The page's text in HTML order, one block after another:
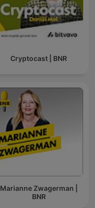
Cryptocast | BNR
Marianne Zwagerman |
BNR